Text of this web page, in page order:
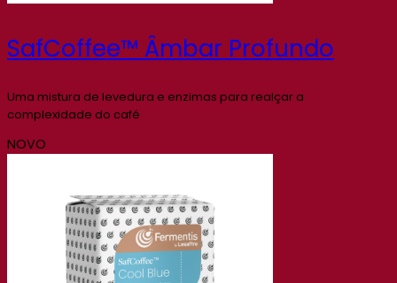
SafCoffee™ Âmbar Profundo
Uma mistura de levedura e enzimas para realçar a
complexidade do café
NOVO